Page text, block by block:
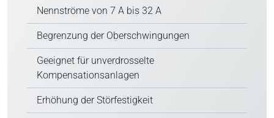
Nennströme von 7 A bis 32 A
Begrenzung der Oberschwingungen
Geeignet für unverdrosselte
Kompensationsanlagen
Erhöhung der Störfestigkeit